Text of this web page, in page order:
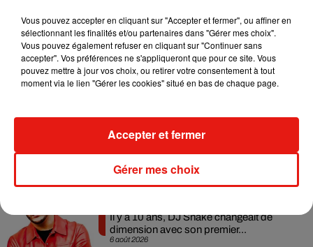
Musique
collaboration tant attendue
6 août 2026
Il y a 10 ans, DJ Snake changeait de
dimension avec son premier...
Vous pouvez accepter en cliquant sur "Accepter et fermer", ou affiner en
sélectionnant les finalités et/ou partenaires dans "Gérer mes choix".
Vous pouvez également refuser en cliquant sur "Continuer sans
accepter". Vos préférences ne s'appliqueront que pour ce site. Vous
pouvez mettre à jour vos choix, ou retirer votre consentement à tout
moment via le lien "Gérer les cookies" situé en bas de chaque page.
Gérer mes choix
Accepter et fermer